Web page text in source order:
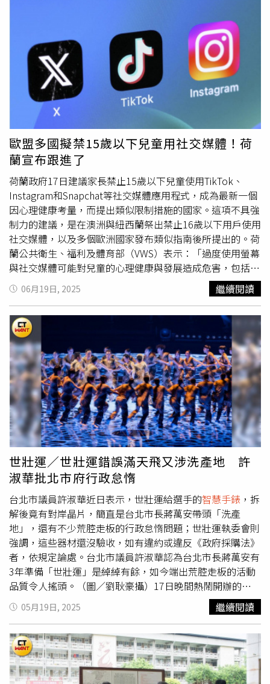
用戶。而LINE官方強調，這
次升級是為了配合Wear OS系統與應用功能的持續進化，提
供更穩定、安全的使用體驗。不過用戶的
智慧手錶因硬體老
舊或系統版本不足，無法支援更新成新版LINE，屆時可能
無法再透過手錶接收訊息，能改用手機同步通知功能，或是
進一步考慮升級設備。據悉，Wear OS是由Google主導開
發，為Android作業系統的分支版本，特地為智慧型手錶等
可穿戴式電腦裝置所設計，如Samsung Galaxy Watch、
Google Pixel Watch等皆有搭載。
歐盟多國擬禁15歲以下兒童用社交媒體！荷
蘭宣布跟進了
荷蘭政府17日建議家長禁止15歲以下兒童使用TikTok、
Instagram和Snapchat等社交媒體應用程式，成為最新一個
因心理健康考量，而提出類似限制措施的國家。這項不具強
制力的建議，是在澳洲與紐西蘭祭出禁止16歲以下用戶使用
社交媒體，以及多個歐洲國家發布類似指南後所提出的。荷
蘭公共衛生、福利及體育部（VWS）表示：「過度使用螢幕
與社交媒體可能對兒童的心理健康與發展造成危害，包括睡
眠問題、恐慌發作、抑鬱症狀、注意力下降及負面自我形象
等問題。」該部門特別區分了智慧型手機使用、WhatsApp
和Signal等通訊應用程式，以及TikTok、Instagram等社交
媒體應用程式的差異。根據荷蘭政府建議，小學畢業前（通
常為11或12歲）的兒童，不應被允許使用智慧型手機。指
南中指出，中學階段（12或13歲）可開放使用通訊應用程
式，但15歲前仍不應接觸社交媒體應用程式。「循序漸進的
方式更有益孩童，也就是先學習透過聊天功能溝通，再逐步
熟悉社交媒體。」該部門同時發布螢幕使用時間指南：2歲
前應完全避免，12歲以上兒童每日螢幕時間不應超過3小
時。政府強調，健康的螢幕使用不僅限於時間控制，「更需
平衡螢幕時間與其他活動，以及培養正向的線上體驗。」據
悉，此建議使荷蘭與歐洲其他年齡規範趨於一致。在法國與
西班牙支持下，希臘率先提出歐盟應如何限制兒童使用網路
平台的提案。法國、希臘與丹麥主張應禁止15歲以下使用社
交媒體，西班牙則建議將年齡限制設為16歲；瑞典也於去年
發布限制兒童螢幕時間的建議。去年澳洲成為全球首個禁止
16歲以下用戶使用社交媒體的國家，這項禁令旨在保護年輕
人的心理健康，並減少網路霸凌等負面影響；若社群媒體平
台違反規定，可能面臨高額罰款。紐西蘭總理盧克森
（Christopher Luxon）之後也仿效澳洲的做法，提出項草
案，建議禁止16歲以下兒童使用社群媒體，並要求社群媒體
公司驗證用戶年齡。報導補充，荷蘭兒童權益組織
「KidsRights」6月初曾警告，社交媒體平台的「無節制擴
張」正引發全球兒童與青少年前所未有的心理健康危機。該
組織報告指出，被其稱為「有問題」的社交媒體使用情況正
在增加，過度網路使用與自殺企圖存在直接關聯。但報告也
警告，全面禁令並非解決之道，「此類全面禁令可能侵犯兒
06月19日, 2025 繼續閱讀
世壯運／世壯運錯誤滿天飛又涉洗產地 許
淑華批北市府行政怠惰
台北市議員許淑華近日表示，世壯運給選手的智慧手錶 ，拆
解後竟有對岸晶片，簡直是台北市長蔣萬安帶頭「洗產
地」，還有不少荒腔走板的行政怠惰問題；世壯運執委會則
強調，這些器材還沒驗收，如有違約或違反《政府採購法》
者，依規定論處。台北市議員許淑華認為台北市長蔣萬安有
3年準備「世壯運」是綽綽有餘，如今端出荒腔走板的活動
品質令人搖頭。（圖／劉耿豪攝）17日晚間熱鬧開辦的
「2025 雙北世界壯年運動會」吸引了海內外超過25,000人
報名參加，沒想到卻接連爆出爭議，先是宣傳海報將台北英
文「TAIPEI」拼成「TAIIPEI」、志工證姓名也被依照意思
直譯，還有賽程混亂讓不少選手空等、之後才知自己參加的
比賽早就「比完了」，另有宣傳看板直接印出「四邊包繩不
打洞」也令人咋舌。而許淑華發現，攸關計時公正性的智慧
05月19日, 2025 繼續閱讀